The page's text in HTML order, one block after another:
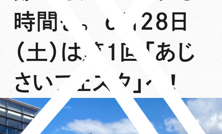
時間を。 6月28日
（土）は第1回「あじ
さいフェスタ」へ！